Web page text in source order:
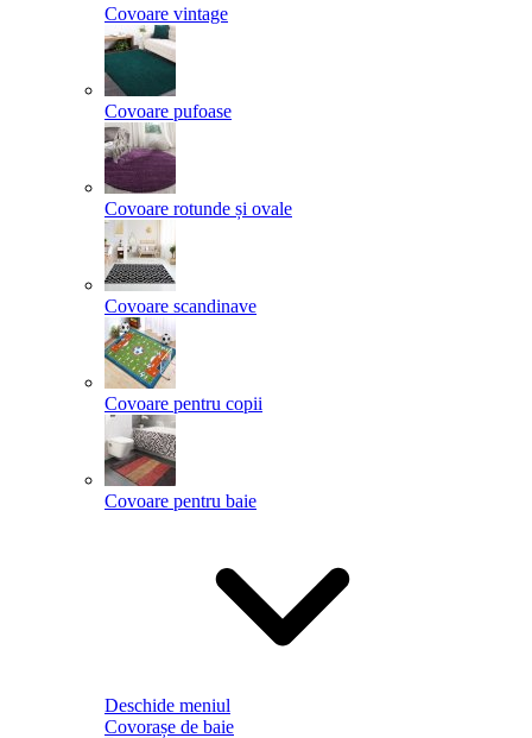
Covoare vintage
Covoare pufoase
Covoare rotunde și ovale
Covoare scandinave
Covoare pentru copii
Covoare pentru baie
Deschide meniul
Covorașe de baie